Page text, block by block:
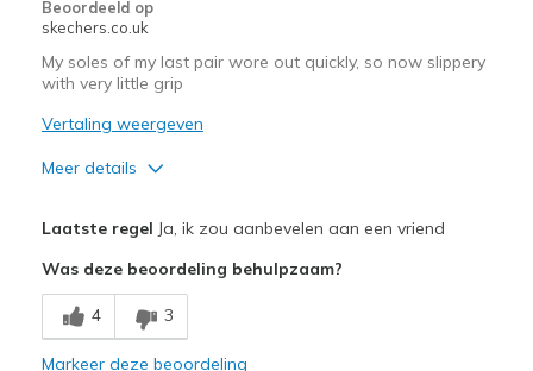
View On Shoes
Beoordeeld op
skechers.co.uk
My soles of my last pair wore out quickly, so now slippery
with very little grip
Vertaling weergeven
Meer details
Minpunten
Wear Out Quickly
Laatste regel Ja, ik zou aanbevelen aan een vriend
Was deze beoordeling behulpzaam?
4 3
Markeer deze beoordeling